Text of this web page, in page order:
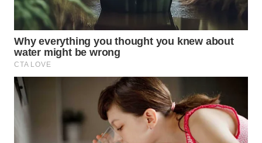
MARTABAT
PLN
WATCH